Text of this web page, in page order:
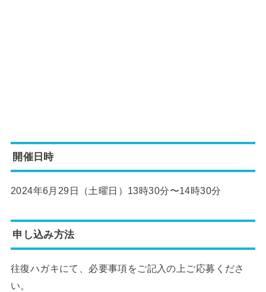
開催日時
2024年6月29日（土曜日）13時30分〜14時30分
申し込み方法
往復ハガキにて、必要事項をご記入の上ご応募くださ
い。